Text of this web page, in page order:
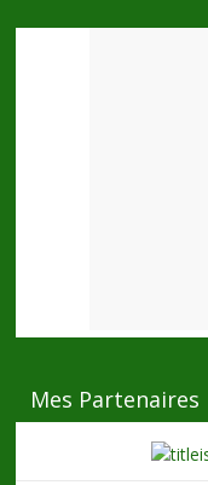
Mes Partenaires